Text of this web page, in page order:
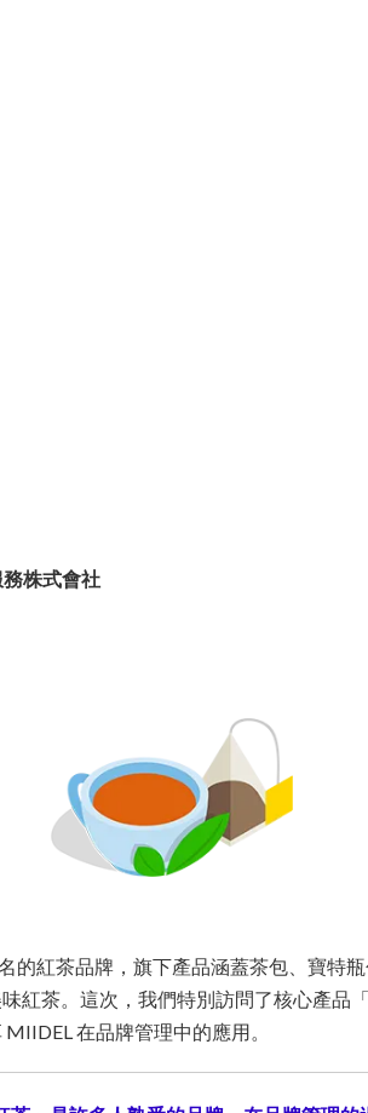
株式會社
的紅茶品牌，旗下產品涵蓋茶包、寶特
紅茶。這次，我們特別訪問了核心產品
在品牌管理中的應用。